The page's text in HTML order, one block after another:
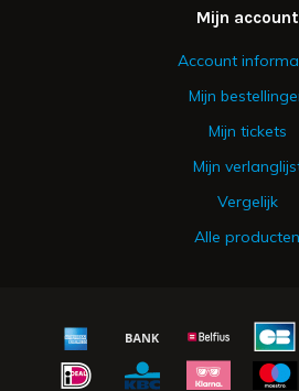
Mijn account
Account
Mijn
Mijn tickets
Mijn
Vergelijk
Alle producten